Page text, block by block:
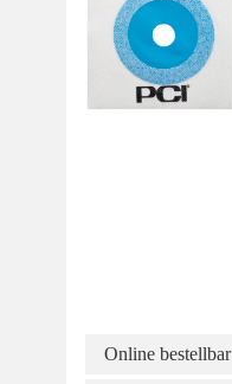
Online bestellbar